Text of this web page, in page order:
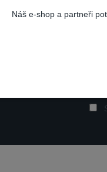
Náš e-shop a partneři